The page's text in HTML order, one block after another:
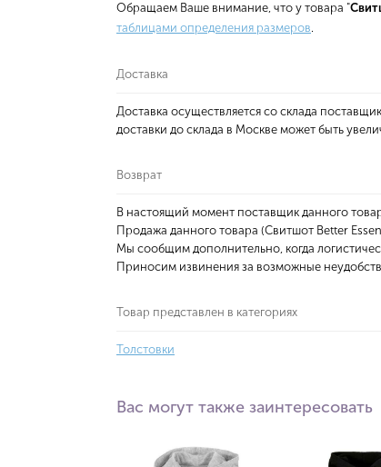
Обращаем Ваше внимание, что у товара "
таблицами определения размеров.
Доставка
Доставка осуществляется со склада
доставки до склада в Москве может быть
Возврат
В настоящий момент поставщик данного
Продажа данного товара (Свитшот Better
Мы сообщим дополнительно, когда
Приносим извинения за возможные
Товар представлен в категориях
Толстовки
Вас могут также заинтересовать